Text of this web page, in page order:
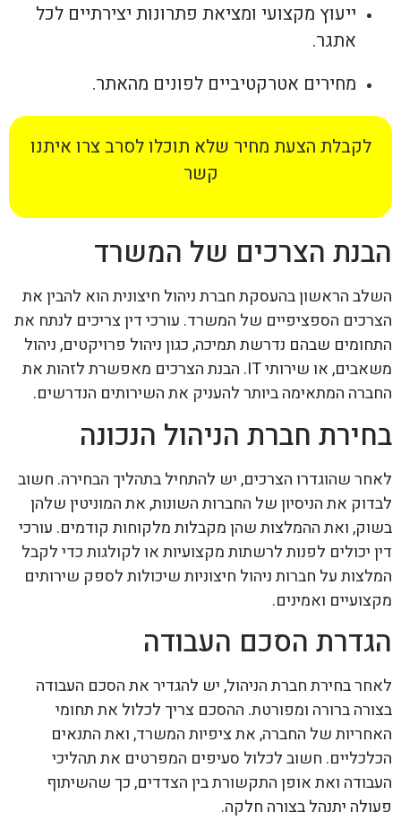
ייעוץ מקצועי ומציאת פתרונות יצירתיים לכל
אתגר.
מחירים אטרקטיביים לפונים מהאתר.
לקבלת הצעת מחיר שלא תוכלו לסרב צרו איתנו
קשר
הבנת הצרכים של המשרד
השלב הראשון בהעסקת חברת ניהול חיצונית הוא להבין את
הצרכים הספציפיים של המשרד. עורכי דין צריכים לנתח את
התחומים שבהם נדרשת תמיכה, כגון ניהול פרויקטים, ניהול
משאבים, או שירותי IT. הבנת הצרכים מאפשרת לזהות את
החברה המתאימה ביותר להעניק את השירותים הנדרשים.
בחירת חברת הניהול הנכונה
לאחר שהוגדרו הצרכים, יש להתחיל בתהליך הבחירה. חשוב
לבדוק את הניסיון של החברות השונות, את המוניטין שלהן
בשוק, ואת ההמלצות שהן מקבלות מלקוחות קודמים. עורכי
דין יכולים לפנות לרשתות מקצועיות או לקולגות כדי לקבל
המלצות על חברות ניהול חיצוניות שיכולות לספק שירותים
מקצועיים ואמינים.
הגדרת הסכם העבודה
לאחר בחירת חברת הניהול, יש להגדיר את הסכם העבודה
בצורה ברורה ומפורטת. ההסכם צריך לכלול את תחומי
האחריות של החברה, את ציפיות המשרד, ואת התנאים
הכלכליים. חשוב לכלול סעיפים המפרטים את תהליכי
העבודה ואת אופן התקשורת בין הצדדים, כך שהשיתוף
פעולה יתנהל בצורה חלקה.